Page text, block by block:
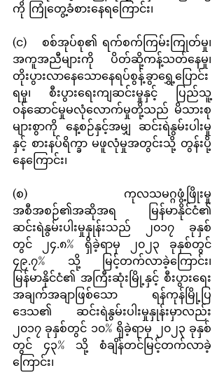
ကို ကြုံတွေ့ခံစားနေရကြောင်း၊
(င)	စစ်အုပ်စု၏ ရက်စက်ကြမ်းကြုတ်မှု၊
အကူအညီများကို ပိတ်ဆို့ကန့်သတ်နေမှု၊
တိုးပွားလာနေသောနေရပ်စွန့်ခွာရွှေ့ပြောင်း
ရမှု၊ စီးပွားရေးကျဆင်းမှုနှင့် ပြည်သူ့
ဝန်ဆောင်မှုမလုံလောက်မှုတို့သည် မိသားစု
များစွာကို နေ့စဉ်နှင့်အမျှ ဆင်းရဲနွမ်းပါးမှု
နှင့် စားနပ်ရိက္ခာ မဖူလုံမှုအတွင်းသို့ တွန်းပို့
နေကြောင်း၊
(စ)	ကုလသမဂ္ဂဖွံ့ဖြိုးမှု
အစီအစဉ်၏အဆိုအရ မြန်မာနိုင်ငံ၏
ဆင်းရဲနွမ်းပါးမှုနှုန်းသည် ၂၀၁၇ ခုနှစ်
တွင် ၂၄.၈% ရှိခဲ့ရာမှ ၂၀၂၃ ခုနှစ်တွင်
၄၉.၇% သို့ မြင့်တက်လာခဲ့ကြောင်း၊
မြန်မာနိုင်ငံ၏ အကြီးဆုံးမြို့နှင့် စီးပွားရေး
အချက်အချာဖြစ်သော ရန်ကုန်မြို့ပြ
ဒေသ၏ ဆင်းရဲနွမ်းပါးမှုနှုန်းမှာလည်း
၂၀၁၇ ခုနှစ်တွင် ၁၀% ရှိခဲ့ရာမှ ၂၀၂၃ ခုနှစ်
တွင် ၄၃% သို့ စံချိန်တင်မြင့်တက်လာခဲ့
ကြောင်း၊